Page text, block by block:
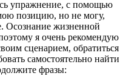
упражнение, с помощью
позицию, но не могу,
Осознание жизненной
я очень рекомендую
сценарием, обратиться
самостоятельно найти
фразы: